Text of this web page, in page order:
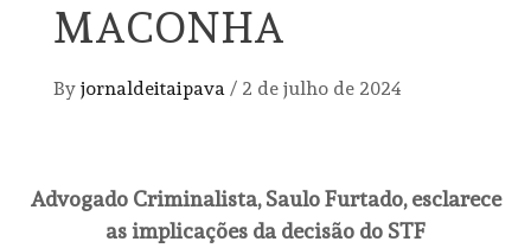
MACONHA
By jornaldeitaipava / 2 de julho de 2024
Advogado Criminalista, Saulo Furtado, esclarece
as implicações da decisão do STF